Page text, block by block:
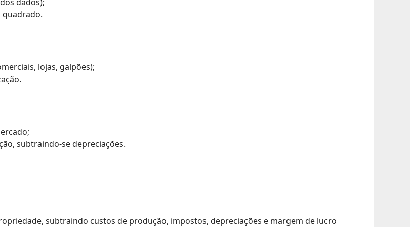
quadrado.
lojas, galpões);
subtraindo-se depreciações.
subtraindo custos de produção, impostos, depreciações e margem de lucro